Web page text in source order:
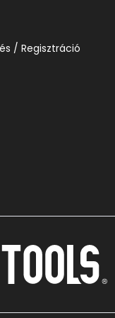
/ Regisztráció